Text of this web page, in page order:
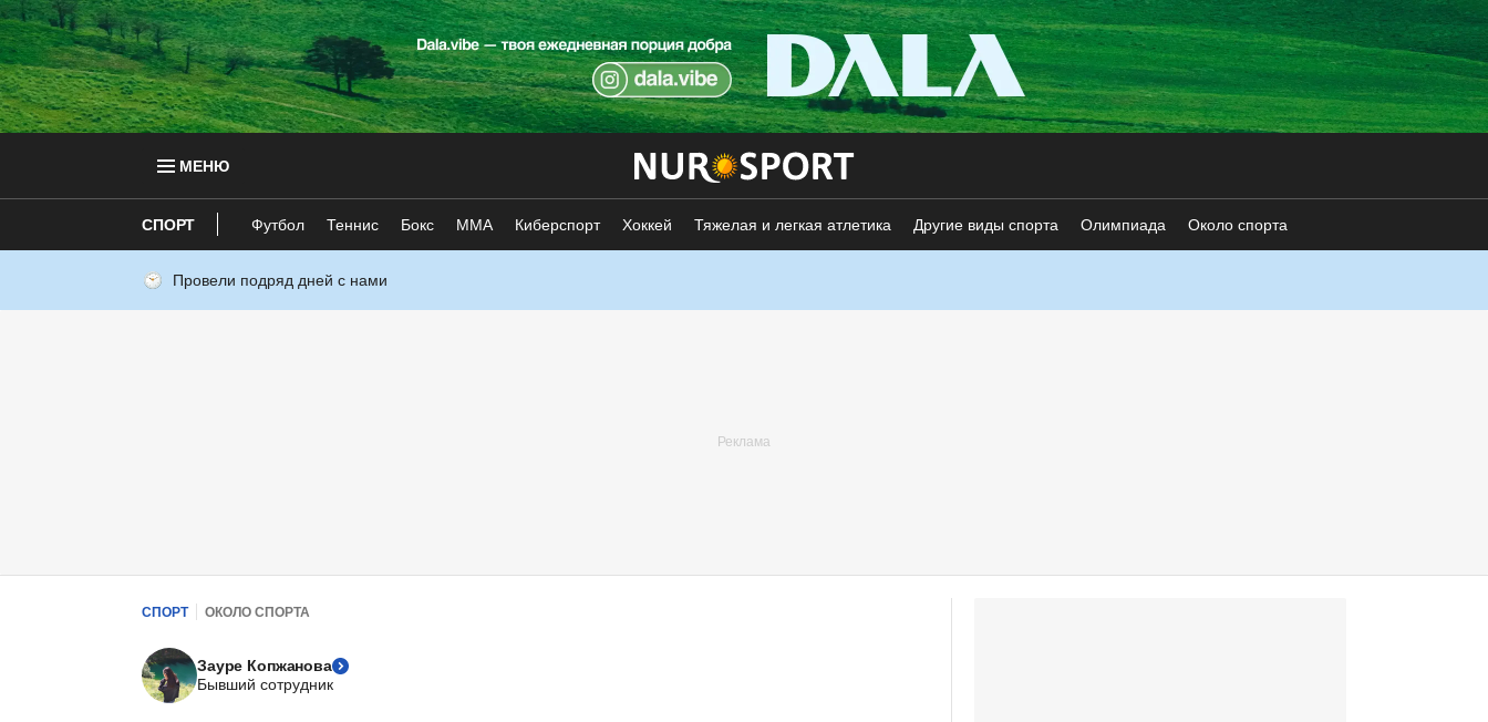
МЕНЮ
СПОРТ Футбол Теннис Бокс ММА Киберспорт Хоккей Тяжелая и легкая атлетика Другие виды спорта Олимпиада Около спорта
Провели подряд дней с нами
СПОРТ ОКОЛО СПОРТА
Зауре Копжанова
Бывший сотрудник